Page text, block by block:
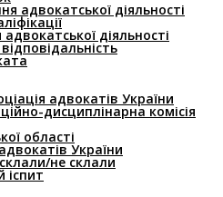
адвокатської діяльності
діяльності
адвокатів України
дисциплінарна комісія
області
України
склали/не склали
іспит